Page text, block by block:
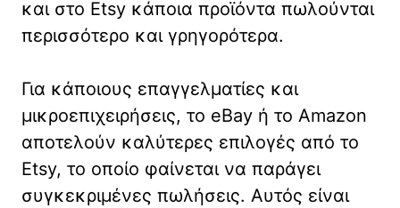
και στο Etsy κάποια προϊόντα πωλούνται
περισσότερο και γρηγορότερα.
Για κάποιους επαγγελματίες και
μικροεπιχειρήσεις, το eBay ή το Amazon
αποτελούν καλύτερες επιλογές από το
Etsy, το οποίο φαίνεται να παράγει
συγκεκριμένες πωλήσεις. Αυτός είναι